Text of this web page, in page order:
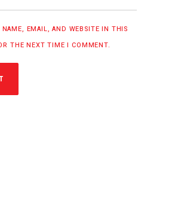
NAME, EMAIL, AND WEBSITE IN THIS
THE NEXT TIME I COMMENT.